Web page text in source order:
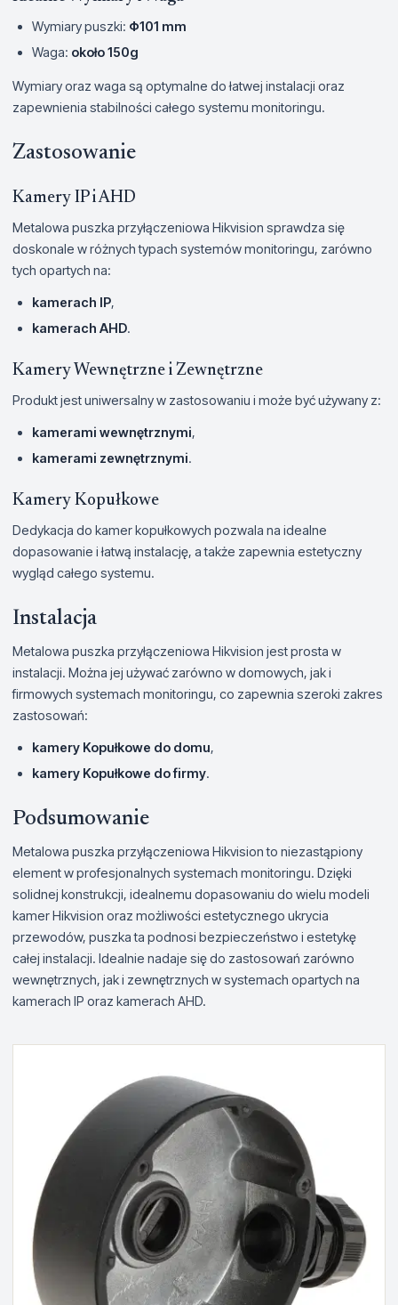
Wymiary puszki: Φ101 mm
Waga: około 150g
Wymiary oraz waga są optymalne do łatwej instalacji oraz
zapewnienia stabilności całego systemu monitoringu.
Zastosowanie
Kamery IP i AHD
Metalowa puszka przyłączeniowa Hikvision sprawdza się
doskonale w różnych typach systemów monitoringu, zarówno
tych opartych na:
kamerach IP,
kamerach AHD.
Kamery Wewnętrzne i Zewnętrzne
Produkt jest uniwersalny w zastosowaniu i może być używany z:
kamerami wewnętrznymi,
kamerami zewnętrznymi.
Kamery Kopułkowe
Dedykacja do kamer kopułkowych pozwala na idealne
dopasowanie i łatwą instalację, a także zapewnia estetyczny
wygląd całego systemu.
Instalacja
Metalowa puszka przyłączeniowa Hikvision jest prosta w
instalacji. Można jej używać zarówno w domowych, jak i
firmowych systemach monitoringu, co zapewnia szeroki zakres
zastosowań:
kamery Kopułkowe do domu,
kamery Kopułkowe do firmy.
Podsumowanie
Metalowa puszka przyłączeniowa Hikvision to niezastąpiony
element w profesjonalnych systemach monitoringu. Dzięki
solidnej konstrukcji, idealnemu dopasowaniu do wielu modeli
kamer Hikvision oraz możliwości estetycznego ukrycia
przewodów, puszka ta podnosi bezpieczeństwo i estetykę
całej instalacji. Idealnie nadaje się do zastosowań zarówno
wewnętrznych, jak i zewnętrznych w systemach opartych na
kamerach IP oraz kamerach AHD.